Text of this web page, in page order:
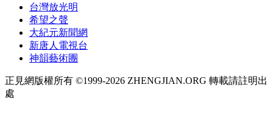
台灣放光明
希望之聲
大紀元新聞網
新唐人電視台
神韻藝術團
正見網版權所有 ©1999-2026 ZHENGJIAN.ORG 轉載請註明出
處